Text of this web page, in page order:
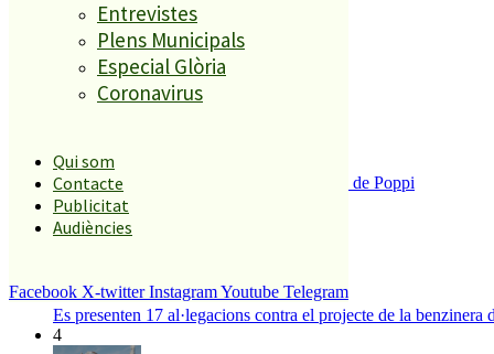
Entrevistes
Plens Municipals
Especial Glòria
Coronavirus
Qui som
Contacte
Publicitat
Audiències
Facebook X-twitter InstagramYoutube Telegram
ESPORTS CAP DE SETMANA
Enxampat l’autor de les pintades a la plaça de Poppi
3
Es presenten 17 al·legacions contra el projecte de la benzinera
4